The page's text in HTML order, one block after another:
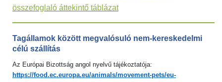
összefoglaló áttekintő táblázat
Tagállamok között megvalósuló nem-kereskedelmi
célú szállítás
Az Európai Bizottság angol nyelvű tájékoztatója:
https://food.ec.europa.eu/animals/movement-pets/eu-